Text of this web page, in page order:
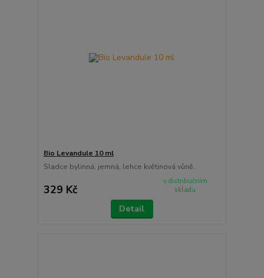
Bio Levandule 10 ml
Sladce bylinná, jemná, lehce květinová vůně.
329 Kč
v distribučním
skladu
Detail